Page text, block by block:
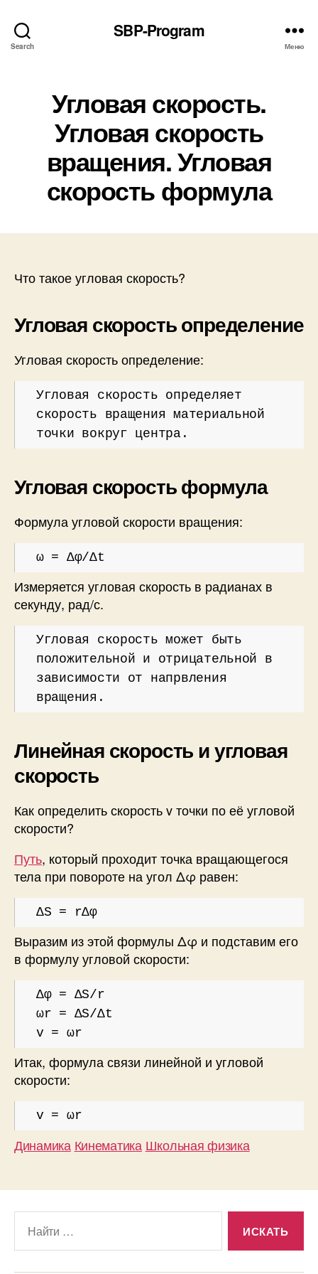
Search
SBP-Program
Меню
Угловая скорость.
Угловая скорость
вращения. Угловая
скорость формула
Что такое угловая скорость?
Угловая скорость определение
Угловая скорость определение:
Угловая скорость определяет
скорость вращения материальной
точки вокруг центра.
Угловая скорость формула
Формула угловой скорости вращения:
ω = Δφ/Δt
Измеряется угловая скорость в радианах в
секунду, рад/с.
Угловая скорость может быть
положительной и отрицательной в
зависимости от напрвления
вращения.
Линейная скорость и угловая
скорость
Как определить скорость v точки по её угловой
скорости?
Путь, который проходит точка вращающегося
тела при повороте на угол Δφ равен:
ΔS = rΔφ
Выразим из этой формулы Δφ и подставим его
в формулу угловой скорости:
Δφ = ΔS/r
ωr = ΔS/Δt
v = ωr
Итак, формула связи линейной и угловой
скорости:
v = ωr
Динамика Кинематика Школьная физика